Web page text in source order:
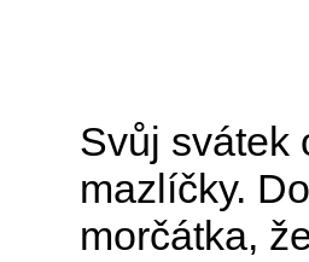
Svůj svátek
mazlíčky.
morčátka,